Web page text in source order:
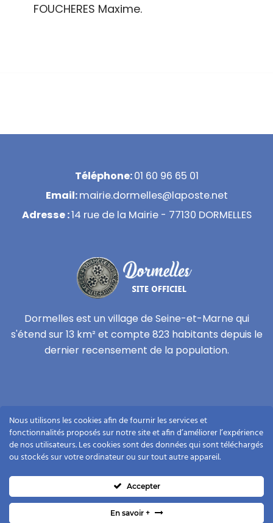
FOUCHERES Maxime.
Téléphone:01 60 96 65 01
Email:mairie.dormelles@laposte.net
Adresse :14 rue de la Mairie - 77130 DORMELLES
Dormelles est un village de Seine-et-Marne qui
s'étend sur 13 km² et compte 823 habitants depuis le
dernier recensement de la population.
Mentions légales
Plan du site
Contact
Nous utilisons les cookies afin de fournir les services et
fonctionnalités proposés sur notre site et afin d’améliorer l’expérience
de nos utilisateurs. Les cookies sont des données qui sont téléchargés
ou stockés sur votre ordinateur ou sur tout autre appareil.
Accepter
En savoir +